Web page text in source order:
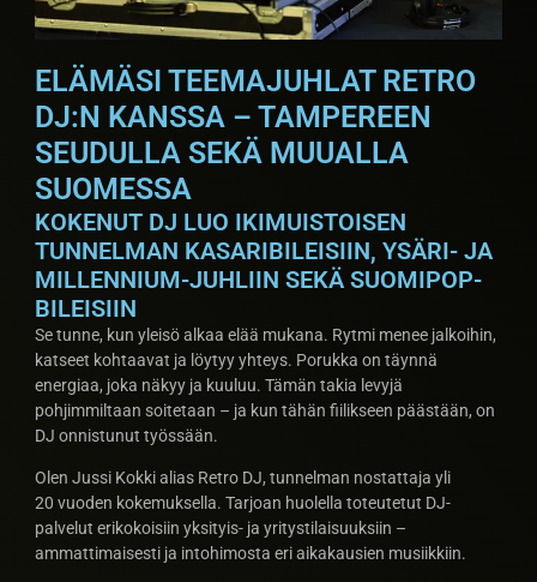
ELÄMÄSI TEEMAJUHLAT RETRO
DJ:N KANSSA – TAMPEREEN
SEUDULLA SEKÄ MUUALLA
SUOMESSA
KOKENUT DJ LUO IKIMUISTOISEN
TUNNELMAN KASARIBILEISIIN, YSÄRI- JA
MILLENNIUM-JUHLIIN SEKÄ SUOMIPOP-
BILEISIIN
Se tunne, kun yleisö alkaa elää mukana. Rytmi menee jalkoihin,
katseet kohtaavat ja löytyy yhteys. Porukka on täynnä
energiaa, joka näkyy ja kuuluu. Tämän takia levyjä
pohjimmiltaan soitetaan – ja kun tähän fiilikseen päästään, on
DJ onnistunut työssään.
Olen Jussi Kokki alias Retro DJ, tunnelman nostattaja yli
20 vuoden kokemuksella. Tarjoan huolella toteutetut DJ-
palvelut erikokoisiin yksityis- ja yritystilaisuuksiin –
ammattimaisesti ja intohimosta eri aikakausien musiikkiin.